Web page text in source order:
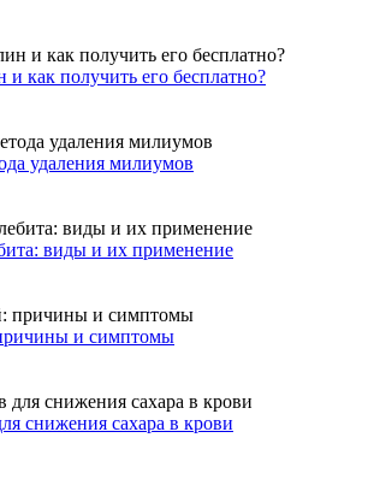
как получить его бесплатно?
удаления милиумов
виды и их применение
и симптомы
снижения сахара в крови